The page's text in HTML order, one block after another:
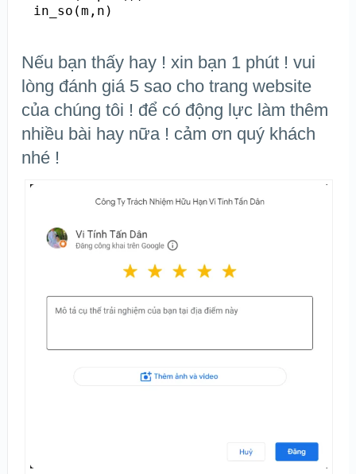
in_so(m,n)
Nếu bạn thấy hay ! xin bạn 1 phút ! vui
lòng đánh giá 5 sao cho trang website
của chúng tôi ! để có động lực làm thêm
nhiều bài hay nữa ! cảm ơn quý khách
nhé !